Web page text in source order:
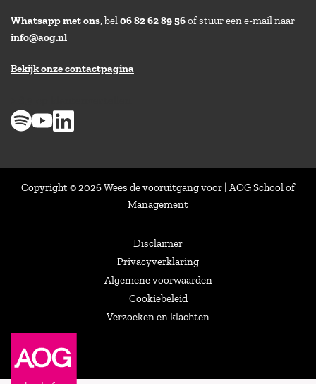
Whatsapp met ons, bel06 82 62 89 56of stuur een e-mail naar
info@aog.nl
Bekijk onze contactpagina
Copyright © 2026 Wees de vooruitgang voor | AOG School of
Management
Disclaimer
Privacyverklaring
Algemene voorwaarden
Cookiebeleid
Verzoeken en klachten